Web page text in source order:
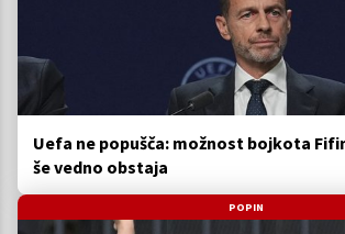
Uefa ne popušča: možnost bojkota
še vedno obstaja
POPIN